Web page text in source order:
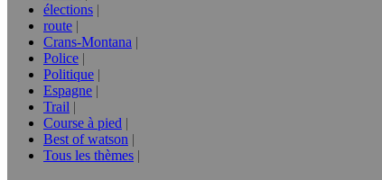
élections
route
Crans-Montana
Police
Politique
Espagne
Trail
Course à pied
Best of watson
Tous les thèmes